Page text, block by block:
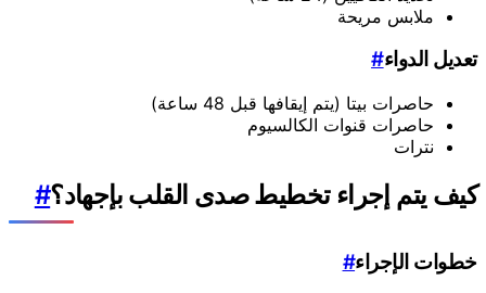
ملابس مريحة
تعديل الدواء#
حاصرات بيتا (يتم إيقافها قبل 48 ساعة)
حاصرات قنوات الكالسيوم
نترات
كيف يتم إجراء تخطيط صدى القلب بإجهاد؟#
خطوات الإجراء#